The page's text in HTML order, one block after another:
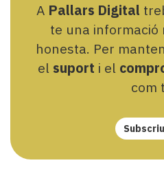
A Pallars Digital
te una informació
honesta. Per
el suport i el
com